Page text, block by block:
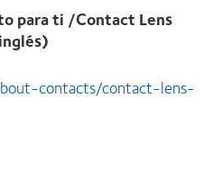
para ti /Contact Lens
contacts/contact-lens-